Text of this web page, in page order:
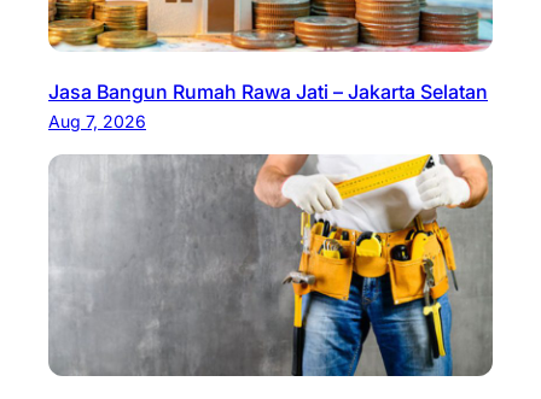
Jasa Bangun Rumah Rawa Jati – Jakarta Selatan
Aug 7, 2026